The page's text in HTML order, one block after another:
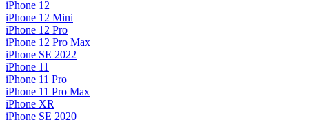
iPhone 12
iPhone 12 Mini
iPhone 12 Pro
iPhone 12 Pro Max
iPhone SE 2022
iPhone 11
iPhone 11 Pro
iPhone 11 Pro Max
iPhone XR
iPhone SE 2020